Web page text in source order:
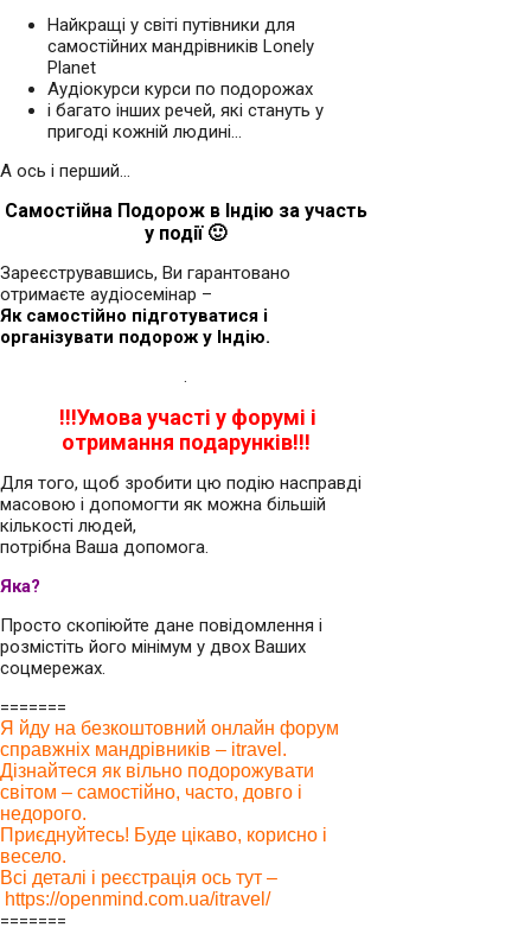
Найкращі у світі путівники для
самостійних мандрівників Lonely
Planet
Аудіокурси курси по подорожах
і багато інших речей, які стануть у
пригоді кожній людині…
А ось і перший…
Самостійна Подорож в Індію за участь
у події 🙂
Зареєструвавшись, Ви гарантовано
отримаєте аудіосемінар –
Як самостійно підготуватися і
організувати подорож у Індію.
.
!!!Умова участі у форумі і
отримання подарунків!!!
Для того, щоб зробити цю подію насправді
масовою і допомогти як можна більшій
кількості людей,
потрібна Ваша допомога.
Яка?
Просто скопіюйте дане повідомлення і
розмістіть його мінімум у двох Ваших
соцмережах.
=======
Я йду на безкоштовний онлайн форум
справжніх мандрівників – itravel.
Дізнайтеся як вільно подорожувати
світом – самостійно, часто, довго і
недорого.
Приєднуйтесь! Буде цікаво, корисно і
весело.
Всі деталі і реєстрація ось тут –
https://openmind.com.ua/itravel/
=======